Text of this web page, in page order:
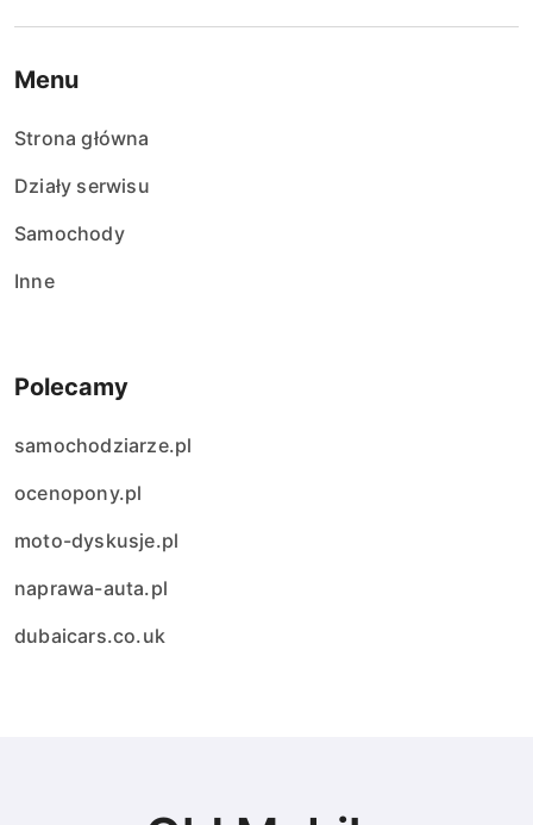
Menu
Strona główna
Działy serwisu
Samochody
Inne
Polecamy
samochodziarze.pl
ocenopony.pl
moto-dyskusje.pl
naprawa-auta.pl
dubaicars.co.uk